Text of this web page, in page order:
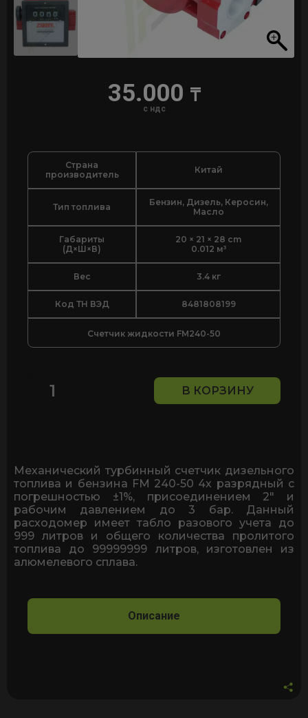
35.000 ₸
с ндс
Страна
производитель
Китай
Тип топлива
Бензин, Дизель, Керосин,
Масло
Габариты
(Д×Ш×В)
20 × 21 × 28 cm
0.012 м³
Вес 3.4 кг
Код ТН ВЭД 8481808199
Счетчик жидкости FM240-50
Количество
топлива
и
бензина
FM
240-
50
с
погрешностью
В КОРЗИНУ
Механический турбинный счетчик дизельного
топлива и бензина FM 240-50 4х разрядный с
погрешностью ±1%, присоединением 2" и
рабочим давлением до 3 бар. Данный
расходомер имеет табло разового учета до
999 литров и общего количества пролитого
топлива до 99999999 литров, изготовлен из
алюмелевого сплава.
Описание